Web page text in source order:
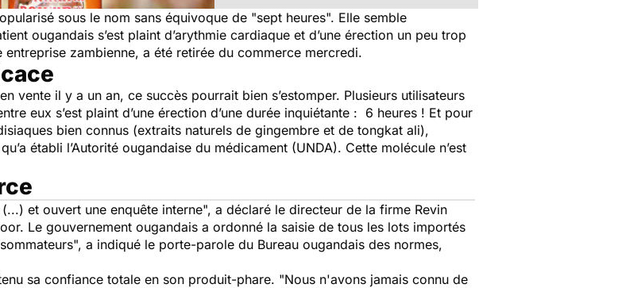
sous le nom sans équivoque de "sept heures". Elle semble
ougandais s’est plaint d’arythmie cardiaque et d’une érection un peu trop
zambienne, a été retirée du commerce mercredi.
vente il y a un an, ce succès pourrait bien s’estomper. Plusieurs utilisateurs
eux s’est plaint d’une érection d’une durée inquiétante : 6 heures ! Et pour
bien connus (extraits naturels de gingembre et de tongkat ali),
établi l’Autorité ougandaise du médicament (UNDA). Cette molécule n’est
et ouvert une enquête interne", a déclaré le directeur de la firme Revin
Le gouvernement ougandais a ordonné la saisie de tous les lots importés
", a indiqué le porte-parole du Bureau ougandais des normes,
sa confiance totale en son produit-phare. "Nous n'avons jamais connu de